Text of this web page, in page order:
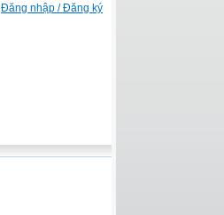
Đăng nhập / Đăng ký